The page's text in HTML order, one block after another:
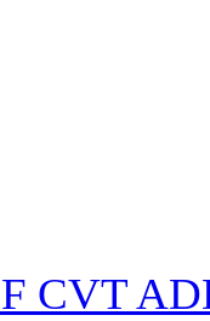
CVT